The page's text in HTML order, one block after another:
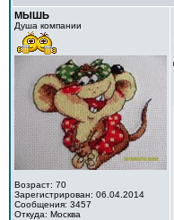
МЫШЬ
Душа компании
Возраст: 70
Зарегистрирован: 06.04.2014
Сообщения: 3457
Откуда: Москва